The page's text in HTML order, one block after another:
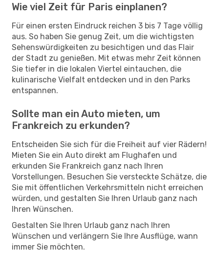
Wie viel Zeit für Paris einplanen?
Für einen ersten Eindruck reichen 3 bis 7 Tage völlig
aus. So haben Sie genug Zeit, um die wichtigsten
Sehenswürdigkeiten zu besichtigen und das Flair
der Stadt zu genießen. Mit etwas mehr Zeit können
Sie tiefer in die lokalen Viertel eintauchen, die
kulinarische Vielfalt entdecken und in den Parks
entspannen.
Sollte man ein Auto mieten, um
Frankreich zu erkunden?
Entscheiden Sie sich für die Freiheit auf vier Rädern!
Mieten Sie ein Auto direkt am Flughafen und
erkunden Sie Frankreich ganz nach Ihren
Vorstellungen. Besuchen Sie versteckte Schätze, die
Sie mit öffentlichen Verkehrsmitteln nicht erreichen
würden, und gestalten Sie Ihren Urlaub ganz nach
Ihren Wünschen.
Gestalten Sie Ihren Urlaub ganz nach Ihren
Wünschen und verlängern Sie Ihre Ausflüge, wann
immer Sie möchten.